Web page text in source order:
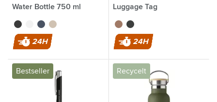
Water Bottle 750 ml
Trinkflasche
noir blancbleu beige
24H
Luggage Tag
brun noir
24H
Bestseller Recycelt